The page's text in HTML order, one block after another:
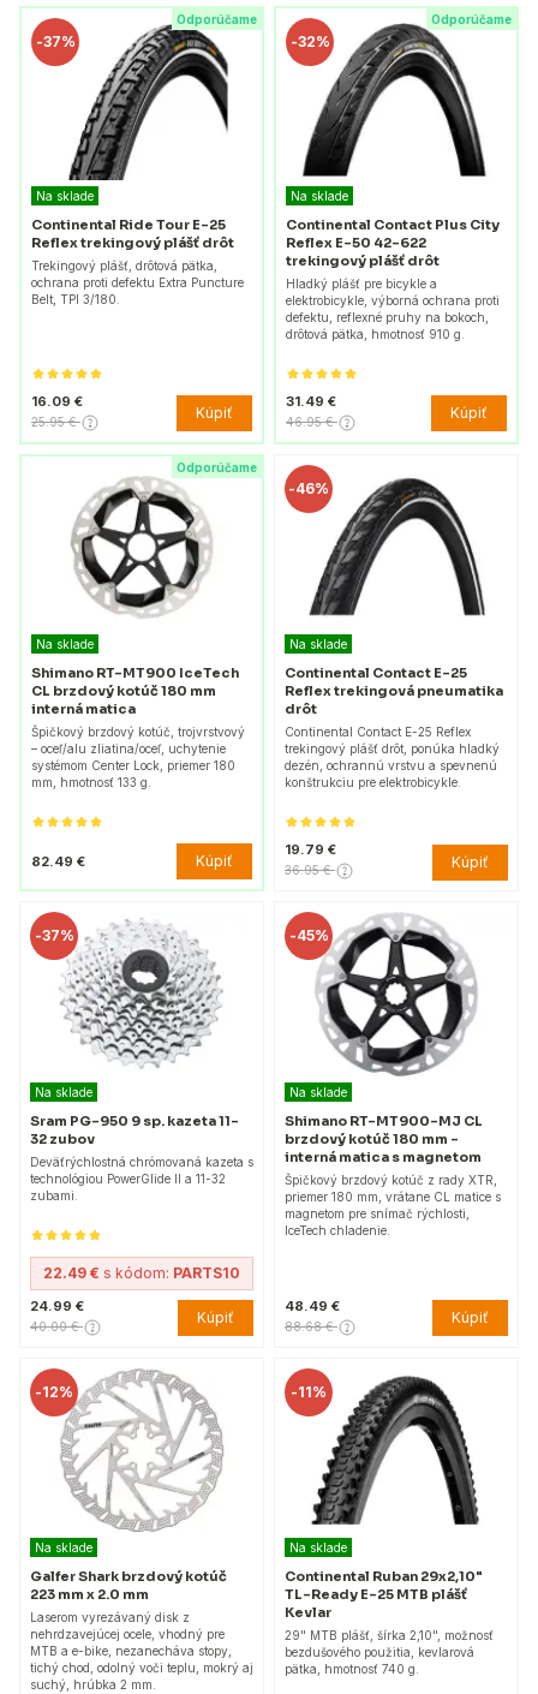
Odporúčame
-37%
Na sklade
Continental Ride Tour E-25
Reflex trekingový plášť drôt
Trekingový plášť, drôtová pätka,
ochrana proti defektu Extra Puncture
Belt, TPI 3/180.
16.09 €
25.95 € Kúpiť
Odporúčame
-32%
Na sklade
Continental Contact Plus City
Reflex E-50 42-622
trekingový plášť drôt
Hladký plášť pre bicykle a
elektrobicykle, výborná ochrana proti
defektu, reflexné pruhy na bokoch,
drôtová pätka, hmotnosť 910 g.
31.49 €
46.95 € Kúpiť
Odporúčame
Na sklade
Shimano RT-MT900 IceTech
CL brzdový kotúč 180 mm
interná matica
Špičkový brzdový kotúč, trojvrstvový
– oceľ/alu zliatina/oceľ, uchytenie
systémom Center Lock, priemer 180
mm, hmotnosť 133 g.
82.49 € Kúpiť
-46%
Na sklade
Continental Contact E-25
Reflex trekingová pneumatika
drôt
Continental Contact E-25 Reflex
trekingový plášť drôt, ponúka hladký
dezén, ochrannú vrstvu a spevnenú
konštrukciu pre elektrobicykle.
19.79 €
36.95 € Kúpiť
-37%
Na sklade
Sram PG-950 9 sp. kazeta 11-
32 zubov
Deväťrýchlostná chrómovaná kazeta s
technológiou PowerGlide II a 11-32
zubami.
22.49 € s kódom: PARTS10
24.99 €
40.00 € Kúpiť
-45%
Na sklade
Shimano RT-MT900-MJ CL
brzdový kotúč 180 mm -
interná matica s magnetom
Špičkový brzdový kotúč z rady XTR,
priemer 180 mm, vrátane CL matice s
magnetom pre snímač rýchlosti,
IceTech chladenie.
48.49 €
88.68 € Kúpiť
-12%
Na sklade
Galfer Shark brzdový kotúč
223 mm x 2.0 mm
Laserom vyrezávaný disk z
nehrdzavejúcej ocele, vhodný pre
MTB a e-bike, nezanecháva stopy,
tichý chod, odolný voči teplu, mokrý aj
suchý, hrúbka 2 mm.
-11%
Na sklade
Continental Ruban 29x2,10"
TL-Ready E-25 MTB plášť
Kevlar
29" MTB plášť, šírka 2,10", možnosť
bezdušového použitia, kevlarová
pätka, hmotnosť 740 g.